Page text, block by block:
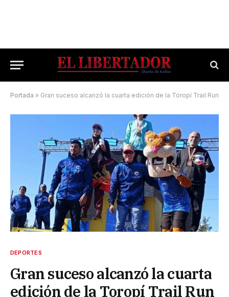
Portada » Gran suceso alcanzó la cuarta edición de la Toropí Trail Run
DEPORTES
Gran suceso alcanzó la cuarta
edición de la Toropí Trail Run